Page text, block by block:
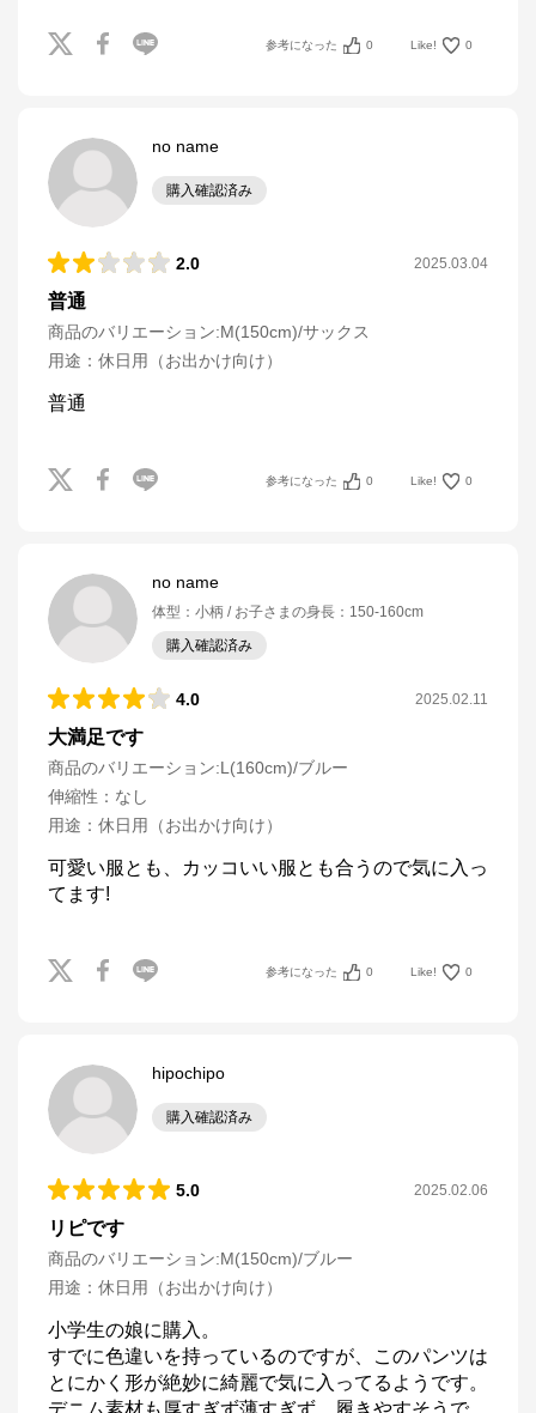
参考になった 0 Like! 0
no name
購入確認済み
2.0 2025.03.04
普通
商品のバリエーション:M(150cm)/サックス
用途 ： 休日用（お出かけ向け）
普通
参考になった 0 Like! 0
no name
体型 ： 小柄 お子さまの身長 ： 150-160cm
購入確認済み
4.0 2025.02.11
大満足です
商品のバリエーション:L(160cm)/ブルー
伸縮性 ： なし
用途 ： 休日用（お出かけ向け）
可愛い服とも、カッコいい服とも合うので気に入っ
てます!
参考になった 0 Like! 0
hipochipo
購入確認済み
5.0 2025.02.06
リピです
商品のバリエーション:M(150cm)/ブルー
用途 ： 休日用（お出かけ向け）
小学生の娘に購入。
すでに色違いを持っているのですが、このパンツは
とにかく形が絶妙に綺麗で気に入ってるようです。
デニム素材も厚すぎず薄すぎず、履きやすそうで